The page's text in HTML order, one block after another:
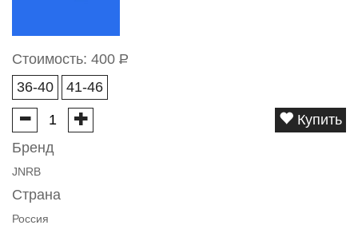
Стоимость: 400 Р
36-40
41-46
Купить
Бренд
JNRB
Страна
Россия